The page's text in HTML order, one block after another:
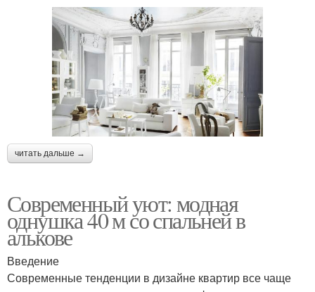
читать дальше →
Современный уют: модная
однушка 40 м со спальней в
алькове
Введение
Современные тенденции в дизайне квартир все чаще